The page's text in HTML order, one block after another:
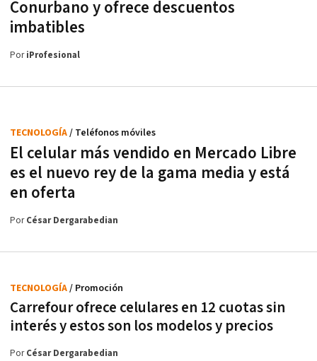
Conurbano y ofrece descuentos
imbatibles
PoriProfesional
El celular más vendido en Mercado Libre
es el nuevo rey de la gama media y está
en oferta
TECNOLOGÍA/ Teléfonos móviles
PorCésar Dergarabedian
Carrefour ofrece celulares en 12 cuotas sin
interés y estos son los modelos y precios
TECNOLOGÍA/ Promoción
PorCésar Dergarabedian